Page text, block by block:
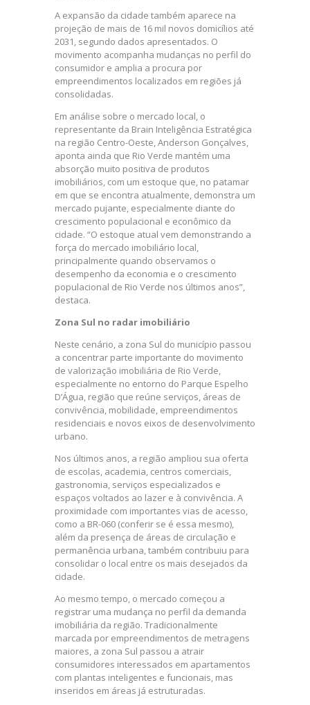
A expansão da cidade também aparece na
projeção de mais de 16 mil novos domicílios até
2031, segundo dados apresentados. O
movimento acompanha mudanças no perfil do
consumidor e amplia a procura por
empreendimentos localizados em regiões já
consolidadas.
Em análise sobre o mercado local, o
representante da Brain Inteligência Estratégica
na região Centro-Oeste, Anderson Gonçalves,
aponta ainda que Rio Verde mantém uma
absorção muito positiva de produtos
imobiliários, com um estoque que, no patamar
em que se encontra atualmente, demonstra um
mercado pujante, especialmente diante do
crescimento populacional e econômico da
cidade. “O estoque atual vem demonstrando a
força do mercado imobiliário local,
principalmente quando observamos o
desempenho da economia e o crescimento
populacional de Rio Verde nos últimos anos”,
destaca.
Zona Sul no radar imobiliário
Neste cenário, a zona Sul do município passou
a concentrar parte importante do movimento
de valorização imobiliária de Rio Verde,
especialmente no entorno do Parque Espelho
D’Água, região que reúne serviços, áreas de
convivência, mobilidade, empreendimentos
residenciais e novos eixos de desenvolvimento
urbano.
Nos últimos anos, a região ampliou sua oferta
de escolas, academia, centros comerciais,
gastronomia, serviços especializados e
espaços voltados ao lazer e à convivência. A
proximidade com importantes vias de acesso,
como a BR-060 (conferir se é essa mesmo),
além da presença de áreas de circulação e
permanência urbana, também contribuiu para
consolidar o local entre os mais desejados da
cidade.
Ao mesmo tempo, o mercado começou a
registrar uma mudança no perfil da demanda
imobiliária da região. Tradicionalmente
marcada por empreendimentos de metragens
maiores, a zona Sul passou a atrair
consumidores interessados em apartamentos
com plantas inteligentes e funcionais, mas
inseridos em áreas já estruturadas.